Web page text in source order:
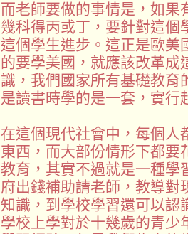
而老師要做的事情是，如果
幾科得丙或丁，要針對這個
這個學生進步。這正是歐美
的要學美國，就應該改革成
識，我們國家所有基礎教育
是讀書時學的是一套，實行
在這個現代社會中，每個人
東西，而大部份情形下都要
教育，其實不過就是一種學
府出錢補助請老師，教導對
知識，到學校學習還可以認
學校上學對於十幾歲的青少